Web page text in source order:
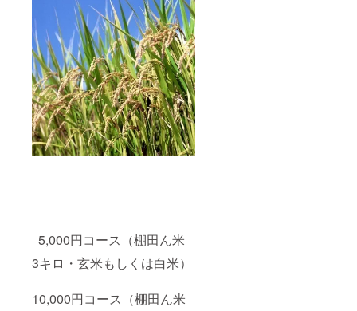
5,000円コース（棚田ん米
3キロ・玄米もしくは白米）
10,000円コース（棚田ん米